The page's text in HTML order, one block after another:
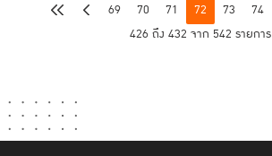
69 70 71 72 73 74
426 ถึง 432 จาก 542 รายการ